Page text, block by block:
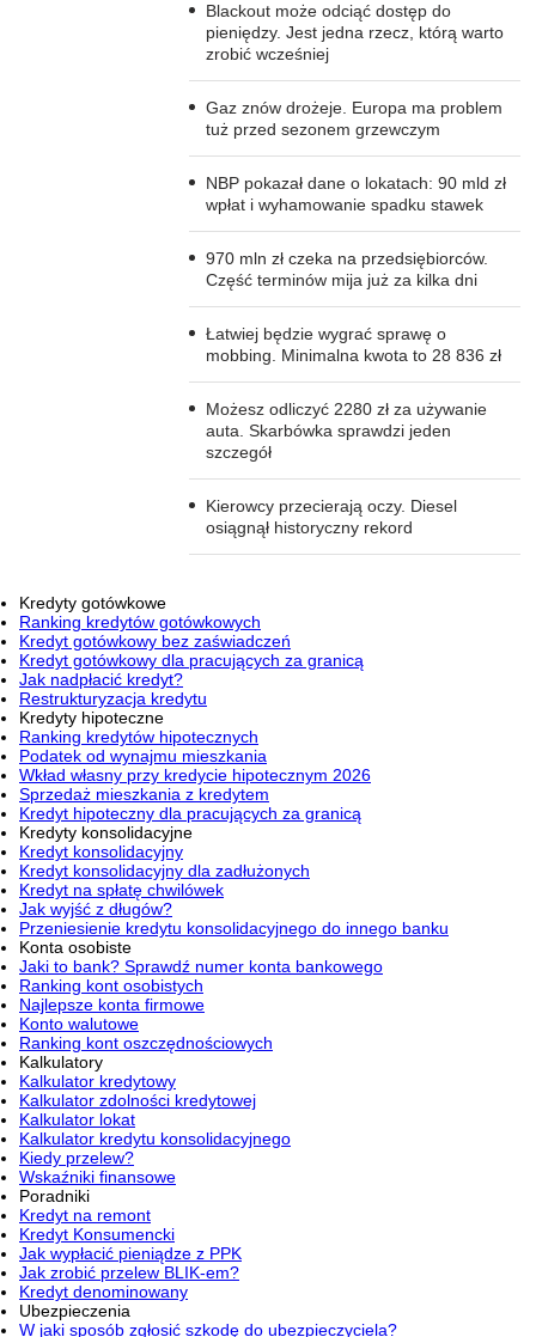
Blackout może odciąć dostęp do
pieniędzy. Jest jedna rzecz, którą warto
zrobić wcześniej
Gaz znów drożeje. Europa ma problem
tuż przed sezonem grzewczym
NBP pokazał dane o lokatach: 90 mld zł
wpłat i wyhamowanie spadku stawek
970 mln zł czeka na przedsiębiorców.
Część terminów mija już za kilka dni
Łatwiej będzie wygrać sprawę o
mobbing. Minimalna kwota to 28 836 zł
Możesz odliczyć 2280 zł za używanie
auta. Skarbówka sprawdzi jeden
szczegół
Kierowcy przecierają oczy. Diesel
osiągnął historyczny rekord
Kredyty gotówkowe
Ranking kredytów gotówkowych
Kredyt gotówkowy bez zaświadczeń
Kredyt gotówkowy dla pracujących za granicą
Jak nadpłacić kredyt?
Restrukturyzacja kredytu
Kredyty hipoteczne
Ranking kredytów hipotecznych
Podatek od wynajmu mieszkania
Wkład własny przy kredycie hipotecznym 2026
Sprzedaż mieszkania z kredytem
Kredyt hipoteczny dla pracujących za granicą
Kredyty konsolidacyjne
Kredyt konsolidacyjny
Kredyt konsolidacyjny dla zadłużonych
Kredyt na spłatę chwilówek
Jak wyjść z długów?
Przeniesienie kredytu konsolidacyjnego do innego banku
Konta osobiste
Jaki to bank? Sprawdź numer konta bankowego
Ranking kont osobistych
Najlepsze konta firmowe
Konto walutowe
Ranking kont oszczędnościowych
Kalkulatory
Kalkulator kredytowy
Kalkulator zdolności kredytowej
Kalkulator lokat
Kalkulator kredytu konsolidacyjnego
Kiedy przelew?
Wskaźniki finansowe
Poradniki
Kredyt na remont
Kredyt Konsumencki
Jak wypłacić pieniądze z PPK
Jak zrobić przelew BLIK-em?
Kredyt denominowany
Ubezpieczenia
W jaki sposób zgłosić szkodę do ubezpieczyciela?